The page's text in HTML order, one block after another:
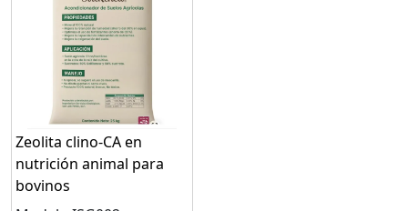
Zeolita clino-CA en
nutrición animal para
bovinos